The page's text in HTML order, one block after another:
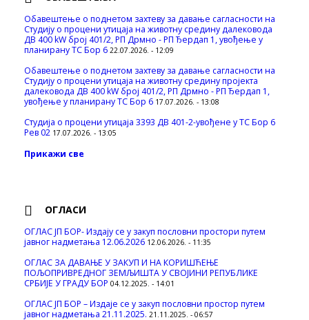
Обавештење о поднетом захтеву за давање сагласности на
Студију о процени утицаја на животну средину далековода
ДВ 400 kW број 401/2, РП Дрмно - РП Ђердап 1, увођење у
планирану ТС Бор 6 22.07.2026. - 12:09
Обавештење о поднетом захтеву за давање сагласности на
Студију о процени утицаја на животну средину пројекта
далековода ДВ 400 kW број 401/2, РП Дрмно - РП Ђердап 1,
увођење у планирану ТС Бор 6 17.07.2026. - 13:08
Студија о процени утицаја 3393 ДВ 401-2-увођене у ТС Бор 6
Рев 02 17.07.2026. - 13:05
Прикажи све
ОГЛАСИ
ОГЛАС ЈП БОР- Издају се у закуп пословни простори путем
јавног надметања 12.06.2026 12.06.2026. - 11:35
ОГЛАС ЗА ДАВАЊЕ У ЗАКУП И НА КОРИШЋЕЊЕ
ПОЉОПРИВРЕДНОГ ЗЕМЉИШТА У СВОЈИНИ РЕПУБЛИКЕ
СРБИЈЕ У ГРАДУ БОР 04.12.2025. - 14:01
ОГЛАС ЈП БОР – Издаје се у закуп пословни простор путем
јавног надметања 21.11.2025. 21.11.2025. - 06:57